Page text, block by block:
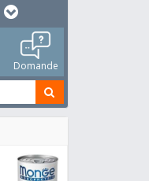
Domande